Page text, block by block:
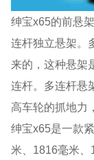
绅宝x65的前悬
连杆独立悬架。
来的，这种悬架
连杆。多连杆悬
高车轮的抓地力
绅宝x65是一款
米、1816毫米